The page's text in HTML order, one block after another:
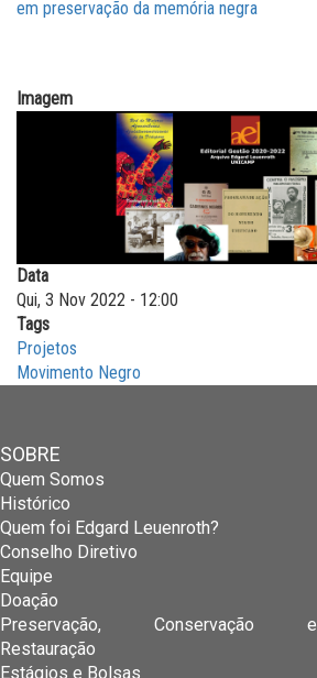
em preservação da memória negra
Imagem
Data
Qui, 3 Nov 2022 - 12:00
Tags
Projetos
Movimento Negro
SOBRE
Quem Somos
Histórico
Quem foi Edgard Leuenroth?
Conselho Diretivo
Equipe
Doação
Preservação, Conservação e
Restauração
Estágios e Bolsas